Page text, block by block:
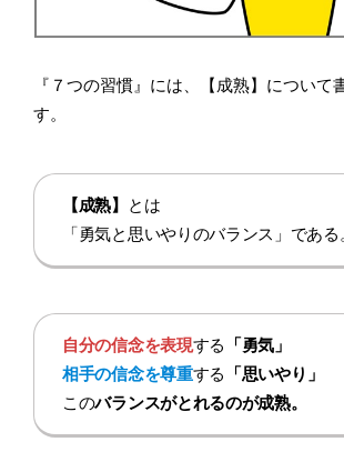
『７つの習慣』には、【成熟】について
す。
【成熟】
とは
「勇気と思いやりのバランス」である
自分の信念を表現する
「勇気」
相手の信念を尊重する
「思いやり」
このバランスがとれるのが成熟。